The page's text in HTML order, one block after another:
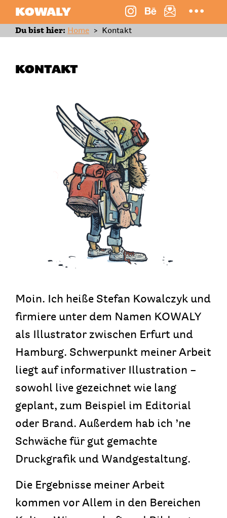
KOWALY
Du bist hier: Home > Kontakt
KONTAKT
Moin. Ich heiße Stefan Kowalczyk und
firmiere unter dem Namen KOWALY
als Illustrator zwischen Erfurt und
Hamburg. Schwerpunkt meiner Arbeit
liegt auf informativer Illustration –
sowohl live gezeichnet wie lang
geplant, zum Beispiel im Editorial
oder Brand. Außerdem hab ich ’ne
Schwäche für gut gemachte
Druckgrafik und Wandgestaltung.
Die Ergebnisse meiner Arbeit
kommen vor Allem in den Bereichen